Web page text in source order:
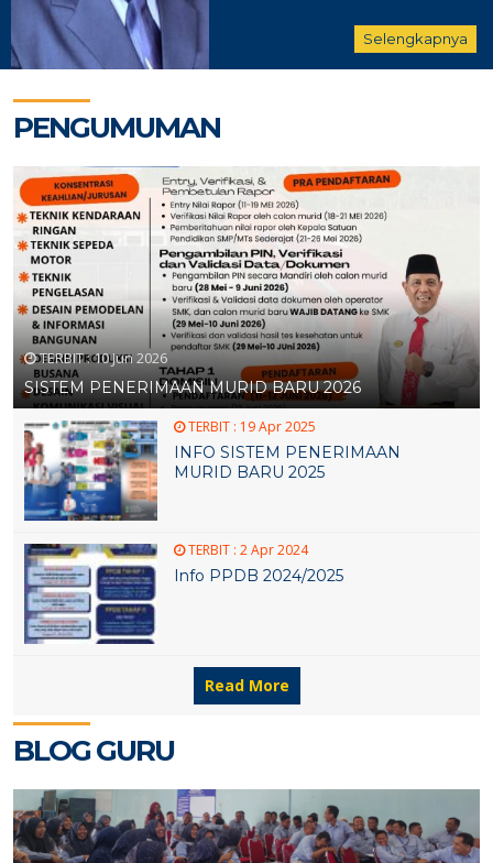
Selengkapnya
PENGUMUMAN
TERBIT :10 Jun 2026
SISTEM PENERIMAAN MURID BARU 2026
TERBIT : 19 Apr 2025
INFO SISTEM PENERIMAAN
MURID BARU 2025
TERBIT :2 Apr 2024
Info PPDB 2024/2025
Read More
BLOG GURU